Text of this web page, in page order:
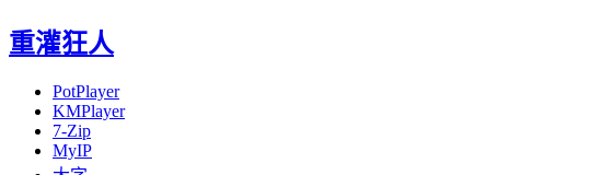
重灌狂人
PotPlayer
KMPlayer
7-Zip
MyIP